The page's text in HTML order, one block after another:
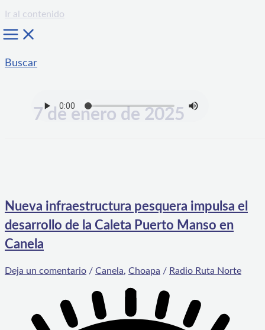
Ir al contenido
Buscar
7 de enero de 2025
Nueva infraestructura pesquera impulsa el
desarrollo de la Caleta Puerto Manso en
Canela
Deja un comentario / Canela, Choapa / Radio Ruta Norte